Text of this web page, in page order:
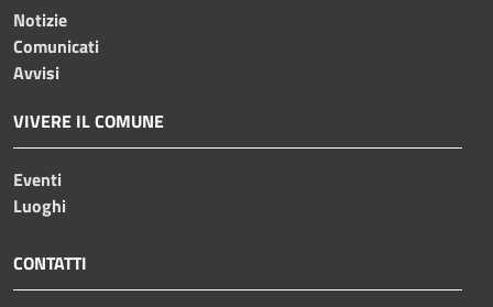
Notizie
Comunicati
Avvisi
VIVERE IL COMUNE
Eventi
Luoghi
CONTATTI